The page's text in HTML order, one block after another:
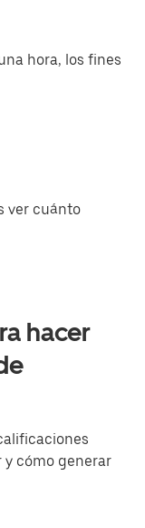
hora, los fines
ver cuánto
hacer
y cómo generar